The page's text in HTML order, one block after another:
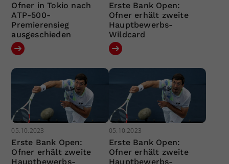
Ofner in Tokio nach
ATP-500-
Premierensieg
ausgeschieden
Erste Bank Open:
Ofner erhält zweite
Hauptbewerbs-
Wildcard
05.10.2023
Erste Bank Open:
Ofner erhält zweite
Hauptbewerbs-
05.10.2023
Erste Bank Open:
Ofner erhält zweite
Hauptbewerbs-